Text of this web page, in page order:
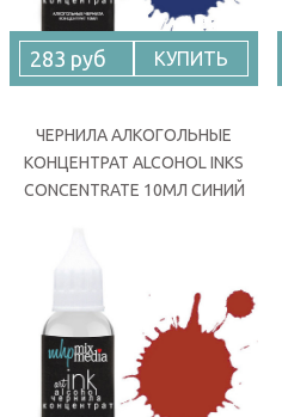
283 руб КУПИТЬ
ЧЕРНИЛА АЛКОГОЛЬНЫЕ
КОНЦЕНТРАТ ALCOHOL INKS
CONCENTRATE 10МЛ СИНИЙ